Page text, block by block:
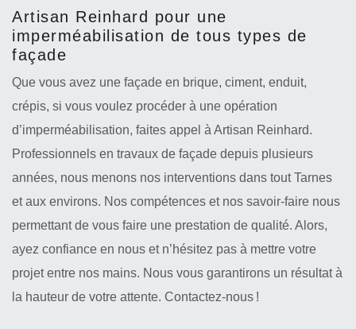
Artisan Reinhard pour une
imperméabilisation de tous types de
façade
Que vous avez une façade en brique, ciment, enduit,
crépis, si vous voulez procéder à une opération
d’imperméabilisation, faites appel à Artisan Reinhard.
Professionnels en travaux de façade depuis plusieurs
années, nous menons nos interventions dans tout Tarnes
et aux environs. Nos compétences et nos savoir-faire nous
permettant de vous faire une prestation de qualité. Alors,
ayez confiance en nous et n’hésitez pas à mettre votre
projet entre nos mains. Nous vous garantirons un résultat à
la hauteur de votre attente. Contactez-nous !